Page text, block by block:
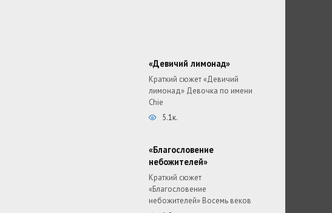
«Девичий лимонад»
Краткий сюжет «Девичий
лимонад» Девочка по имени
Chie
5.1к.
«Благословение
небожителей»
Краткий сюжет
«Благословение
небожителей» Восемь веков